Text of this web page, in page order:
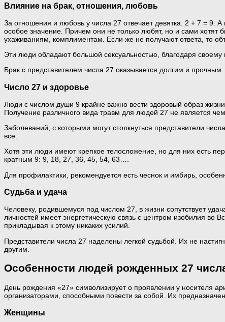
Влияние на брак, отношения, любовь
За отношения и любовь у числа 27 отвечает девятка. 2 + 7 =
особое значение. Причем они не только любят, но и сами
ухаживаниям, комплиментам. Если же не получают ответа, то
Эти люди обладают большой сексуальностью, благодаря
Брак с представителем числа 27 оказывается долгим и прочным.
Число 27 и здоровье
Люди с числом души 9 крайне важно вести здоровый образ
Получение различного вида травм для людей 27 не является
Заболеваний, с которыми могут столкнуться представители
все.
Хотя эти люди имеют крепкое телосложение, но для них есть
кратным 9: 9, 18, 27, 36, 45, 54, 63….
Для профилактики, рекомендуется есть чеснок и имбирь,
Судьба и удача
Человеку, родившемуся под числом 27, в жизни сопутствует
личностей имеет энергетическую связь с центром изобилия во
прикладывая к этому никаких усилий.
Представители числа 27 наделены легкой судьбой. Их не
другим.
Особенности людей рожденных 27
День рождения «27» символизирует о проявлении у носителя
организаторами, способными повести за собой. Их
Женщины